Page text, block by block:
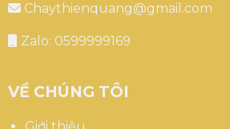
Chaythienquang@gmail.com
Zalo: 0599999169
VỀ CHÚNG TÔI